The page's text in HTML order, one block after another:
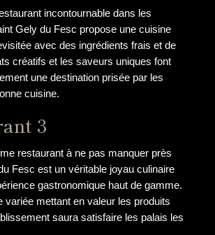
incontournable dans les
Gely du Fesc propose une cuisine
avec des ingrédients frais et de
créatifs et les saveurs uniques font
une destination prisée par les
cuisine.
3
restaurant à ne pas manquer près
Fesc est un véritable joyau culinaire
gastronomique haut de gamme.
variée mettant en valeur les produits
saura satisfaire les palais les